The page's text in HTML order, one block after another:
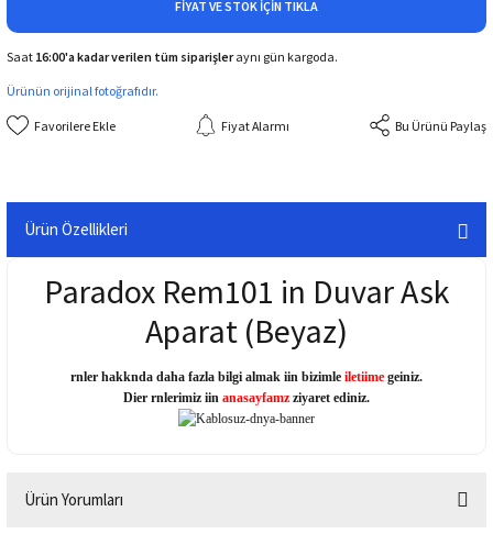
FIYAT VE STOK İÇIN TIKLA
Saat 16:00'a kadar verilen tüm siparişleraynı gün kargoda.
Ürünün orijinal fotoğrafıdır.
Fiyat Alarmı Bu Ürünü Paylaş
Ürün Özellikleri
Paradox Rem101 in Duvar Ask
Aparat (Beyaz)
rnler hakknda daha fazla bilgi almak iin bizimle iletiime geiniz.
Dier rnlerimiz iin anasayfamz ziyaret ediniz.
Ürün Yorumları